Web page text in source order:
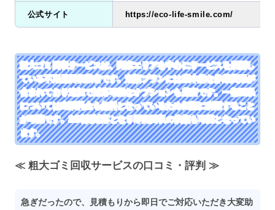
公式サイト https://eco-life-smile.com/
粗大ゴミ回収サービスは、関東エリアを中心にサービスを展開し
ている不用品回収業者です。定額プランには基本的な作業費用が
含まれており追加で対応可能なオプションも豊富です。一都三県
については出張料金も無料となっているため気軽に利用すること
が可能です。24時間対応となり即日回収の依頼も可能となってい
ます。
≪ 粗大ゴミ回収サービスの口コミ・評判 ≫
急ぎだったので、見積もりから即日でご対応いただき大変助